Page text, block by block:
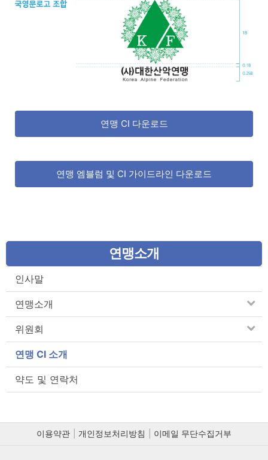
연맹 CI 다운로드
연맹 엠블럼 및 CI 가이드라인 다운로드
연맹소개
인사말
연맹소개
위원회
연맹 CI 소개
약도 및 연락처
이용약관 개인정보처리방침 이메일 무단수집거부